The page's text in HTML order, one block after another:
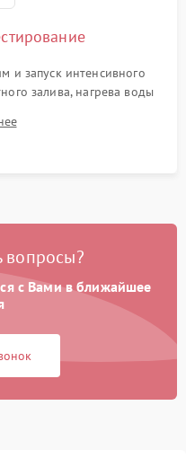
и запуск интенсивного
залива, нагрева воды
посторонних шумов,
сухости в поддоне.
вопросы?
с Вами в ближайшее